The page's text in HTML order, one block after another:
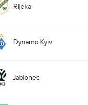
Rijeka
Dynamo Kyiv
Jablonec